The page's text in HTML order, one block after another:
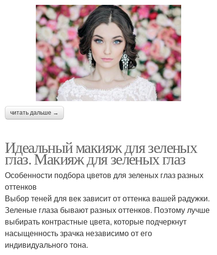
читать дальше →
Идеальный макияж для зеленых
глаз. Макияж для зеленых глаз
Особенности подбора цветов для зеленых глаз разных
оттенков
Выбор теней для век зависит от оттенка вашей радужки.
Зеленые глаза бывают разных оттенков. Поэтому лучше
выбирать контрастные цвета, которые подчеркнут
насыщенность зрачка независимо от его
индивидуального тона.